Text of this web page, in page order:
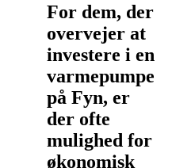
For dem, der
overvejer at
investere i en
varmepumpe
på Fyn, er
der ofte
mulighed for
økonomisk